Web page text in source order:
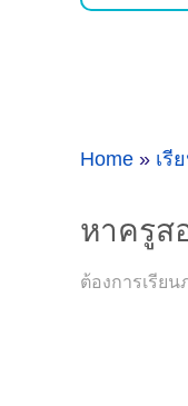
Home » เรีย
หาครูส
ต้องการเรีย